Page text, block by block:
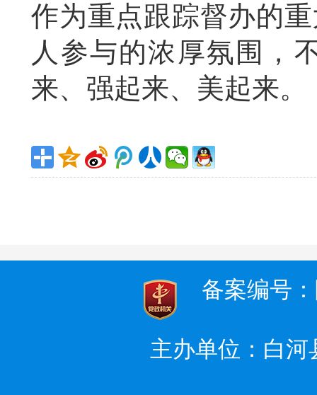
作为重点跟踪督办的
人参与的浓厚氛围，
来、强起来、美起来
备案编号
主办单位：白